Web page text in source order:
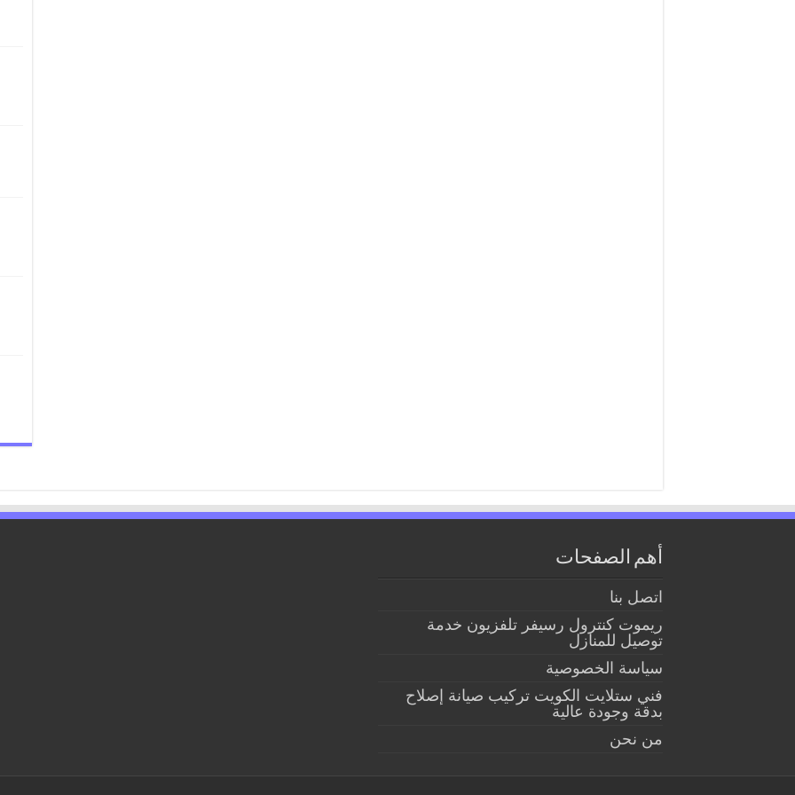
أهم الصفحات
اتصل بنا
ريموت كنترول رسيفر تلفزيون خدمة
توصيل للمنازل
سياسة الخصوصية
فني ستلايت الكويت تركيب صيانة إصلاح
بدقة وجودة عالية
من نحن